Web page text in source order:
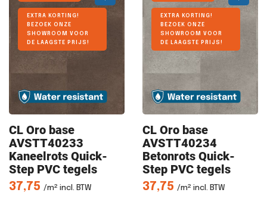
EXTRA KORTING!
BEZOEK ONZE
SHOWROOM VOOR
DE LAAGSTE PRIJS!
CL Oro base
AVSTT40233
Kaneelrots Quick-
Step PVC tegels
37,75 /m² incl. BTW
EXTRA KORTING!
BEZOEK ONZE
SHOWROOM VOOR
DE LAAGSTE PRIJS!
CL Oro base
AVSTT40234
Betonrots Quick-
Step PVC tegels
37,75 /m² incl. BTW